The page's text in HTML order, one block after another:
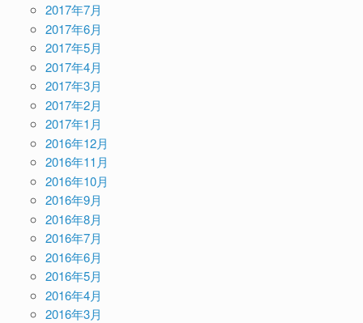
2017年7月
2017年6月
2017年5月
2017年4月
2017年3月
2017年2月
2017年1月
2016年12月
2016年11月
2016年10月
2016年9月
2016年8月
2016年7月
2016年6月
2016年5月
2016年4月
2016年3月